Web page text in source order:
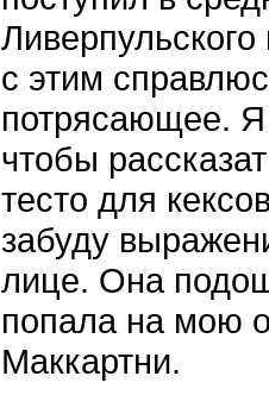
с этим
потрясающее.
чтобы
тесто для
забуду
лице. Она
попала на мою
Маккартни.